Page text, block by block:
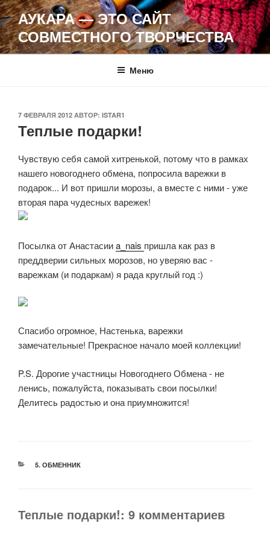
Перейти
к
содержимому
АУКАРА — ЭТО САЙТ
СОВМЕСТНОГО ТВОРЧЕСТВА
Меню
ОПУБЛИКОВАНО
7 ФЕВРАЛЯ 2012 АВТОР: ISTAR1
Теплые подарки!
Чувствую себя самой хитренькой, потому что в рамках
нашего новогоднего обмена, попросила варежки в
подарок... И вот пришли морозы, а вместе с ними - уже
вторая пара чудесных варежек!
Посылка от Анастасииa_nais пришла как раз в
преддверии сильных морозов, но уверяю вас -
варежкам (и подаркам) я рада круглый год :)
Спасибо огромное, Настенька, варежки
замечательные! Прекрасное начало моей коллекции!
P.S. Дорогие участницы Новогоднего Обмена - не
ленись, пожалуйста, показывать свои посылки!
Делитесь радостью и она приумножится!
РУБРИКИ
5. ОБМЕННИК
Теплые подарки!: 9 комментариев